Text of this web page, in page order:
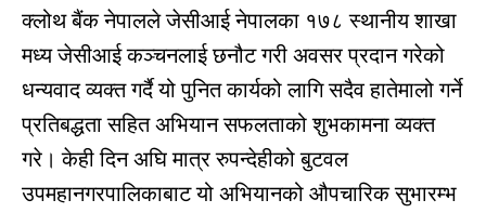
क्लोथ बैंक नेपालले जेसीआई नेपालका १७८ स्थानीय शाखा
मध्य जेसीआई कञ्चनलाई छनौट गरी अवसर प्रदान गरेको
धन्यवाद व्यक्त गर्दै यो पुनित कार्यको लागि सदैव हातेमालो गर्ने
प्रतिबद्धता सहित अभियान सफलताको शुभकामना व्यक्त
गरे। केही दिन अघि मात्र रुपन्देहीको बुटवल
उपमहानगरपालिकाबाट यो अभियानको औपचारिक सुभारम्भ